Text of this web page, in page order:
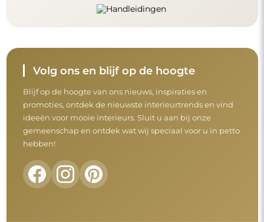
Volg ons en blijf op de hoogte
Blijf op de hoogte van ons nieuws, inspiraties en
promoties, ontdek de nieuwste interieurtrends en vind
ideeën voor mooie interieurs. Sluit u aan bij onze
gemeenschap en ontdek wat wij speciaal voor u in petto
hebben!